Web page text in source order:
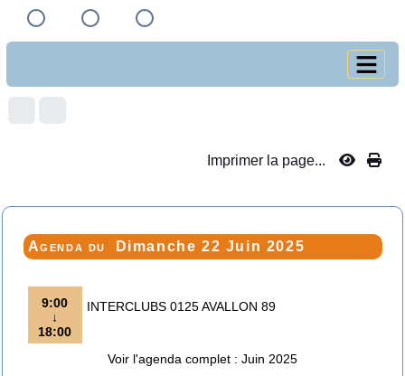
Imprimer la page...
Agenda du Dimanche 22 Juin 2025
9:00
↓
18:00
INTERCLUBS 0125 AVALLON 89
Voir l'agenda complet : Juin 2025